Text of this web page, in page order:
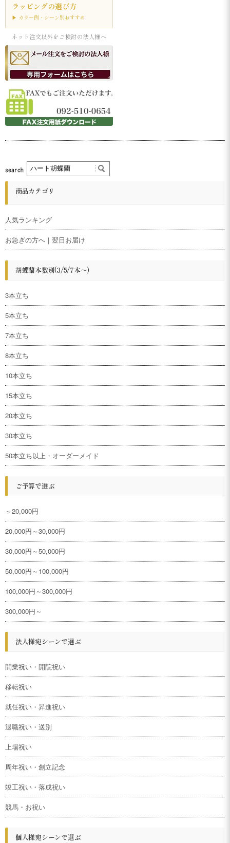
ラッピングの選び方
▶ カラー例・シーン別おすすめ
ネット注文以外をご検討の法人様へ
商品カテゴリ
人気ランキング
お急ぎの方へ｜翌日お届け
胡蝶蘭本数別(3/5/7本～)
3本立ち
5本立ち
7本立ち
8本立ち
10本立ち
15本立ち
20本立ち
30本立ち
50本立ち以上・オーダーメイド
ご予算で選ぶ
～20,000円
20,000円～30,000円
30,000円～50,000円
50,000円～100,000円
100,000円～300,000円
300,000円～
法人様宛シーンで選ぶ
開業祝い・開院祝い
移転祝い
就任祝い・昇進祝い
退職祝い・送別
上場祝い
周年祝い・創立記念
竣工祝い・落成祝い
競馬・お祝い
個人様宛シーンで選ぶ